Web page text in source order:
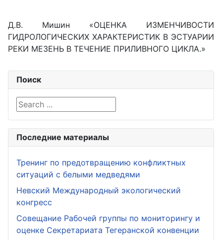
Д.В. Мишин «ОЦЕНКА ИЗМЕНЧИВОСТИ
ГИДРОЛОГИЧЕСКИХ ХАРАКТЕРИСТИК В ЭСТУАРИИ
РЕКИ МЕЗЕНЬ В ТЕЧЕНИЕ ПРИЛИВНОГО ЦИКЛА.»
Поиск
Search ...
Последние материалы
Тренинг по предотвращению конфликтных
ситуаций с белыми медведями
Невский Международный экологический
конгресс
Совещание Рабочей группы по мониторингу и
оценке Секретариата Тегеранской конвенции